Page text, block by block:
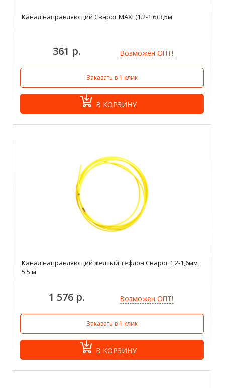
Канал направляющий Сварог MAXI (1.2-1.6) 3,5м
361 р. Возможен ОПТ!
Заказать в 1 клик
В КОРЗИНУ
Канал направляющий желтый тефлон Сварог 1,2-1,6мм
5.5 м
1 576 р. Возможен ОПТ!
Заказать в 1 клик
В КОРЗИНУ